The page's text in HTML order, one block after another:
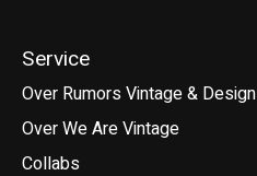
Service
Over Rumors Vintage & Design
Over We Are Vintage
Collabs